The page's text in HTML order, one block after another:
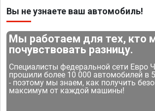
Вы не узнаете ваш автомобиль!
Мы работаем для тех, кто
почувствовать разницу.
Специалисты федеральной сети Евро
прошили более 10 000 автомобилей в
- поэтому мы знаем, как получить
максимум от каждой машины!